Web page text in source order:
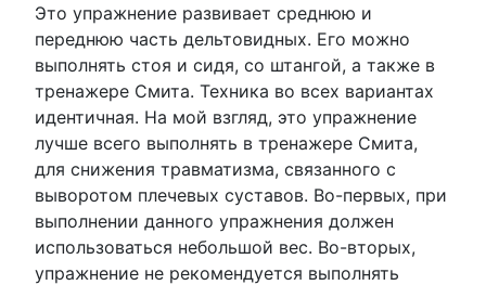
Это упражнение развивает среднюю и
переднюю часть дельтовидных. Его можно
выполнять стоя и сидя, со штангой, а также в
тренажере Смита. Техника во всех вариантах
идентичная. На мой взгляд, это упражнение
лучше всего выполнять в тренажере Смита,
для снижения травматизма, связанного с
выворотом плечевых суставов. Во-первых, при
выполнении данного упражнения должен
использоваться небольшой вес. Во-вторых,
упражнение не рекомендуется выполнять